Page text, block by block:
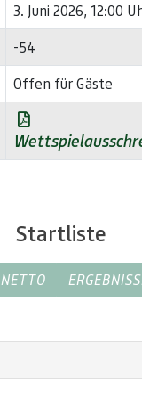
3. Juni 2026, 12:00
-54
Offen für Gäste
Startliste